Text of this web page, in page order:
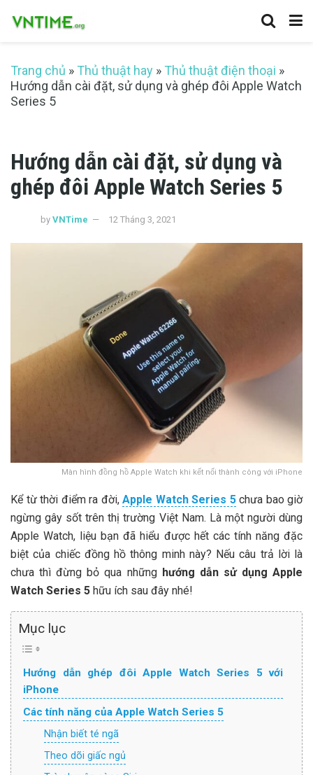
Trang chủ » Thủ thuật hay » Thủ thuật điện thoại »
Hướng dẫn cài đặt, sử dụng và ghép đôi Apple Watch
Series 5
Hướng dẫn cài đặt, sử dụng và
ghép đôi Apple Watch Series 5
by VNTime 12 Tháng 3, 2021
Màn hình đồng hồ Apple Watch khi kết nối thành công với iPhone
Kể từ thời điểm ra đời, Apple Watch Series 5chưa bao giờ
ngừng gây sốt trên thị trường Việt Nam. Là một người dùng
Apple Watch, liệu bạn đã hiểu được hết các tính năng đặc
biệt của chiếc đồng hồ thông minh này? Nếu câu trả lời là
chưa thì đừng bỏ qua những hướng dẫn sử dụng Apple
Watch Series 5 hữu ích sau đây nhé!
Mục lục
Hướng dẫn ghép đôi Apple Watch Series 5 với
iPhone
Các tính năng của Apple Watch Series 5
Nhận biết té ngã
Theo dõi giấc ngủ